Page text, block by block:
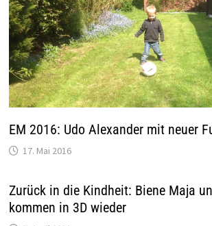
EM 2016: Udo Alexander mit neuer
17. Mai 2016
Zurück in die Kindheit: Biene Maja
kommen in 3D wieder